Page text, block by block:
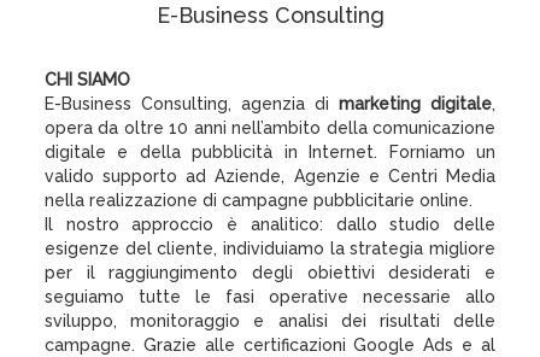
E-Business Consulting
CHI SIAMO
E-Business Consulting, agenzia di marketing digitale,
opera da oltre 10 anni nell’ambito della comunicazione
digitale e della pubblicità in Internet. Forniamo un
valido supporto ad Aziende, Agenzie e Centri Media
nella realizzazione di campagne pubblicitarie online.
Il nostro approccio è analitico: dallo studio delle
esigenze del cliente, individuiamo la strategia migliore
per il raggiungimento degli obiettivi desiderati e
seguiamo tutte le fasi operative necessarie allo
sviluppo, monitoraggio e analisi dei risultati delle
campagne. Grazie alle certificazioni Google Ads e al